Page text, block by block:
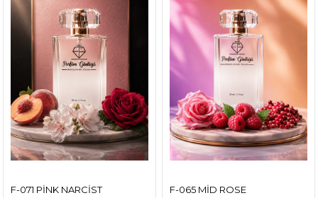
F-071 PINK NARCIST F-065 MID ROSE